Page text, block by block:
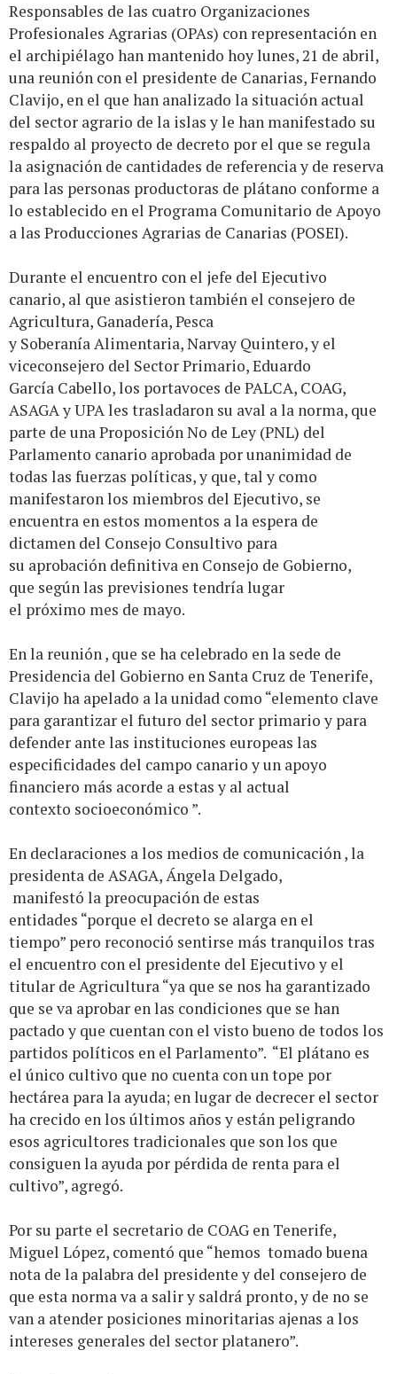
Responsables de las cuatro Organizaciones
Profesionales Agrarias (OPAs) con representación en
el archipiélago han mantenido hoy lunes, 21 de abril,
una reunión con el presidente de Canarias, Fernando
Clavijo, en el que han analizado la situación actual
del sector agrario de la islas y le han manifestado su
respaldo al proyecto de decreto por el que se regula
la asignación de cantidades de referencia y de reserva
para las personas productoras de plátano conforme a
lo establecido en el Programa Comunitario de Apoyo
a las Producciones Agrarias de Canarias (POSEI).
Durante el encuentro con el jefe del Ejecutivo
canario, al que asistieron también el consejero de
Agricultura, Ganadería, Pesca
y Soberanía Alimentaria, Narvay Quintero, y el
viceconsejero del Sector Primario, Eduardo
García Cabello, los portavoces de PALCA, COAG,
ASAGA y UPA les trasladaron su aval a la norma, que
parte de una Proposición No de Ley (PNL) del
Parlamento canario aprobada por unanimidad de
todas las fuerzas políticas, y que, tal y como
manifestaron los miembros del Ejecutivo, se
encuentra en estos momentos a la espera de
dictamen del Consejo Consultivo para
su aprobación definitiva en Consejo de Gobierno,
que según las previsiones tendría lugar
el próximo mes de mayo.
En la reunión , que se ha celebrado en la sede de
Presidencia del Gobierno en Santa Cruz de Tenerife,
Clavijo ha apelado a la unidad como “elemento clave
para garantizar el futuro del sector primario y para
defender ante las instituciones europeas las
especificidades del campo canario y un apoyo
financiero más acorde a estas y al actual
contexto socioeconómico ”.
En declaraciones a los medios de comunicación , la
presidenta de ASAGA, Ángela Delgado,
manifestó la preocupación de estas
entidades “porque el decreto se alarga en el
tiempo” pero reconoció sentirse más tranquilos tras
el encuentro con el presidente del Ejecutivo y el
titular de Agricultura “ya que se nos ha garantizado
que se va aprobar en las condiciones que se han
pactado y que cuentan con el visto bueno de todos los
partidos políticos en el Parlamento”. “El plátano es
el único cultivo que no cuenta con un tope por
hectárea para la ayuda; en lugar de decrecer el sector
ha crecido en los últimos años y están peligrando
esos agricultores tradicionales que son los que
consiguen la ayuda por pérdida de renta para el
cultivo”, agregó.
Por su parte el secretario de COAG en Tenerife,
Miguel López, comentó que “hemos tomado buena
nota de la palabra del presidente y del consejero de
que esta norma va a salir y saldrá pronto, y de no se
van a atender posiciones minoritarias ajenas a los
intereses generales del sector platanero”.